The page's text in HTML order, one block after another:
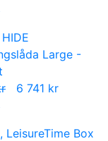
Large -
6 741 kr
LeisureTime Box